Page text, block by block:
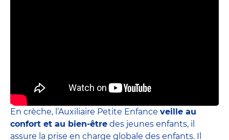
En crèche, l’Auxiliaire Petite Enfance veille au
confort et au bien-être des jeunes enfants, il
assure la prise en charge globale des enfants. Il